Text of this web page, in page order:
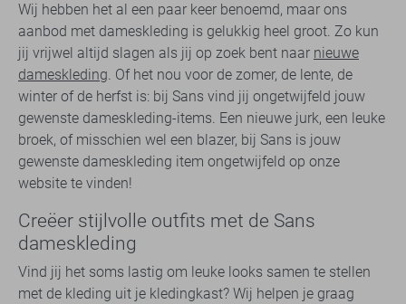
Wij hebben het al een paar keer benoemd, maar ons
aanbod met dameskleding is gelukkig heel groot. Zo kun
jij vrijwel altijd slagen als jij op zoek bent naar nieuwe
dameskleding. Of het nou voor de zomer, de lente, de
winter of de herfst is: bij Sans vind jij ongetwijfeld jouw
gewenste dameskleding-items. Een nieuwe jurk, een leuke
broek, of misschien wel een blazer, bij Sans is jouw
gewenste dameskleding item ongetwijfeld op onze
website te vinden!
Creëer stijlvolle outfits met de Sans
dameskleding
Vind jij het soms lastig om leuke looks samen te stellen
met de kleding uit je kledingkast? Wij helpen je graag